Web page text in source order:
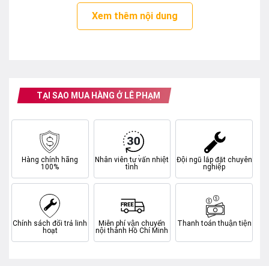
Nắp máy làm bằng kínhchịu được lực tốt và có
thể quan sát lồng máy trong khi đang hoạt động.
*Hình ảnh chỉ mang tính chất minh hoạ
Khối lượng giặt và chương trình hoạt động
Xem thêm nội dung
TẠI SAO MUA HÀNG Ở LÊ PHẠM
Hàng chính hãng
100%
Nhân viên tư vấn nhiệt
tình
Đội ngũ lắp đặt chuyên
nghiệp
Chính sách đổi trả linh
hoạt
Miễn phí vận chuyển
nội thành Hồ Chí Minh
Thanh toán thuận tiện